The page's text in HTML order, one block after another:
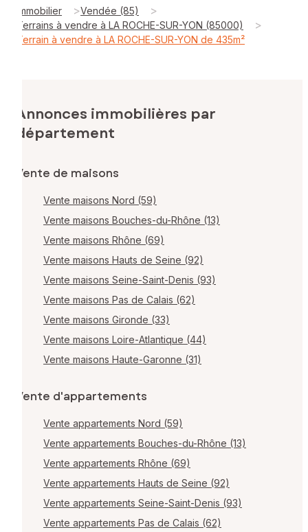
Immobilier >Vendée (85) >
Terrains à vendre à LA ROCHE-SUR-YON (85000) >
Terrain à vendre à LA ROCHE-SUR-YON de 435m²
Annonces immobilières par
département
Vente de maisons
Vente maisons Nord (59)
Vente maisons Bouches-du-Rhône (13)
Vente maisons Rhône (69)
Vente maisons Hauts de Seine (92)
Vente maisons Seine-Saint-Denis (93)
Vente maisons Pas de Calais (62)
Vente maisons Gironde (33)
Vente maisons Loire-Atlantique (44)
Vente maisons Haute-Garonne (31)
Vente d'appartements
Vente appartements Nord (59)
Vente appartements Bouches-du-Rhône (13)
Vente appartements Rhône (69)
Vente appartements Hauts de Seine (92)
Vente appartements Seine-Saint-Denis (93)
Vente appartements Pas de Calais (62)